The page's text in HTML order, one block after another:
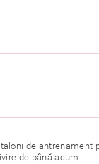
de antrenament
de până acum.